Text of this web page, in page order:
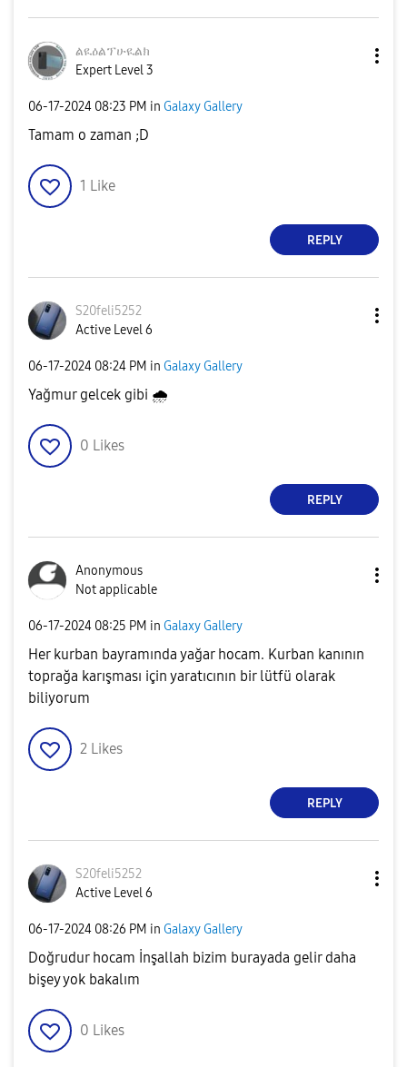
ልዪዕልፕሁዪልክ
Expert Level 3
‎06-17-2024 08:23 PM in Galaxy Gallery
Tamam o zaman ;D
1 Like
REPLY
S20feli5252
Active Level 6
‎06-17-2024 08:24 PM in Galaxy Gallery
Yağmur gelcek gibi 🌧
0 Likes
REPLY
Anonymous
Not applicable
‎06-17-2024 08:25 PM in Galaxy Gallery
Her kurban bayramında yağar hocam. Kurban kanının
toprağa karışması için yaratıcının bir lütfü olarak
biliyorum
2 Likes
REPLY
S20feli5252
Active Level 6
‎06-17-2024 08:26 PM in Galaxy Gallery
Doğrudur hocam İnşallah bizim burayada gelir daha
bişey yok bakalım
0 Likes